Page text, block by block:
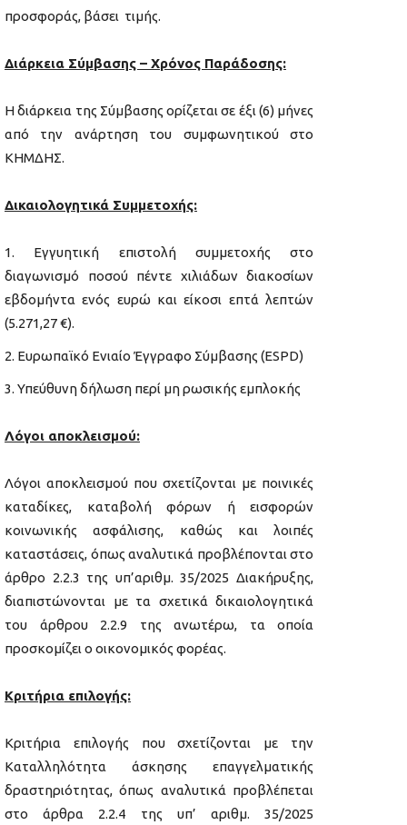
προσφοράς, βάσει τιμής.
Διάρκεια Σύμβασης – Χρόνος Παράδοσης:
Η διάρκεια της Σύμβασης ορίζεται σε έξι (6) μήνες
από την ανάρτηση του συμφωνητικού στο
ΚΗΜΔΗΣ.
Δικαιολογητικά Συμμετοχής:
Εγγυητική επιστολή συμμετοχής στο
διαγωνισμό ποσού πέντε χιλιάδων διακοσίων
εβδομήντα ενός ευρώ και είκοσι επτά λεπτών
(5.271,27 €).
Ευρωπαϊκό Ενιαίο Έγγραφο Σύμβασης (ESPD)
Υπεύθυνη δήλωση περί μη ρωσικής εμπλοκής
Λόγοι αποκλεισμού:
Λόγοι αποκλεισμού που σχετίζονται με ποινικές
καταδίκες, καταβολή φόρων ή εισφορών
κοινωνικής ασφάλισης, καθώς και λοιπές
καταστάσεις, όπως αναλυτικά προβλέπονται στο
άρθρο 2.2.3 της υπ’αριθμ. 35/2025 Διακήρυξης,
διαπιστώνονται με τα σχετικά δικαιολογητικά
του άρθρου 2.2.9 της ανωτέρω, τα οποία
προσκομίζει ο οικονομικός φορέας.
Κριτήρια επιλογής:
Κριτήρια επιλογής που σχετίζονται με την
Καταλληλότητα άσκησης επαγγελματικής
δραστηριότητας, όπως αναλυτικά προβλέπεται
στο άρθρα 2.2.4 της υπ’ αριθμ. 35/2025